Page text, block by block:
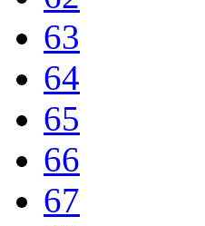
63
64
65
66
67